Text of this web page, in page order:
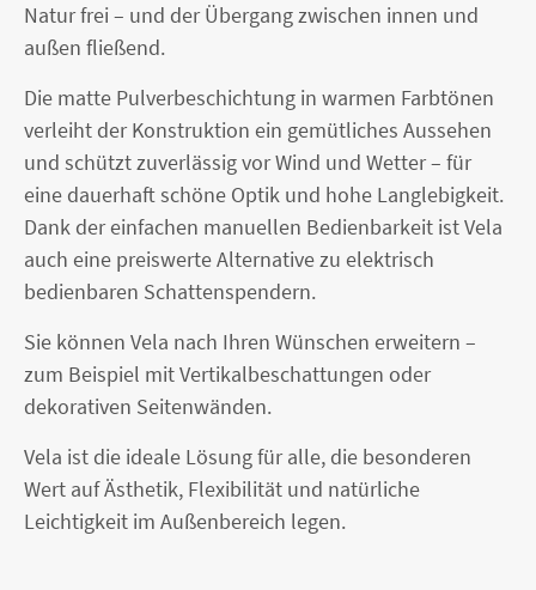
Natur frei – und der Übergang zwischen innen und
außen fließend.
Die matte Pulverbeschichtung in warmen Farbtönen
verleiht der Konstruktion ein gemütliches Aussehen
und schützt zuverlässig vor Wind und Wetter – für
eine dauerhaft schöne Optik und hohe Langlebigkeit.
Dank der einfachen manuellen Bedienbarkeit ist Vela
auch eine preiswerte Alternative zu elektrisch
bedienbaren Schattenspendern.
Sie können Vela nach Ihren Wünschen erweitern –
zum Beispiel mit Vertikalbeschattungen oder
dekorativen Seitenwänden.
Vela ist die ideale Lösung für alle, die besonderen
Wert auf Ästhetik, Flexibilität und natürliche
Leichtigkeit im Außenbereich legen.